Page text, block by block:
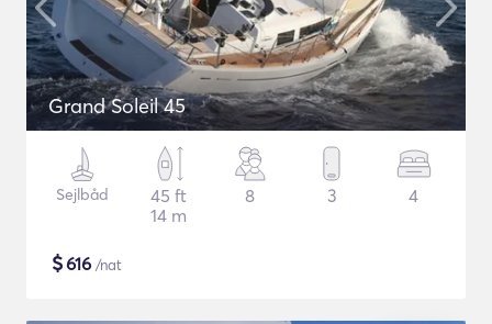
Grand Soleil 45
Sejlbåd
45 ft
14 m
8 3 4
$616 /nat